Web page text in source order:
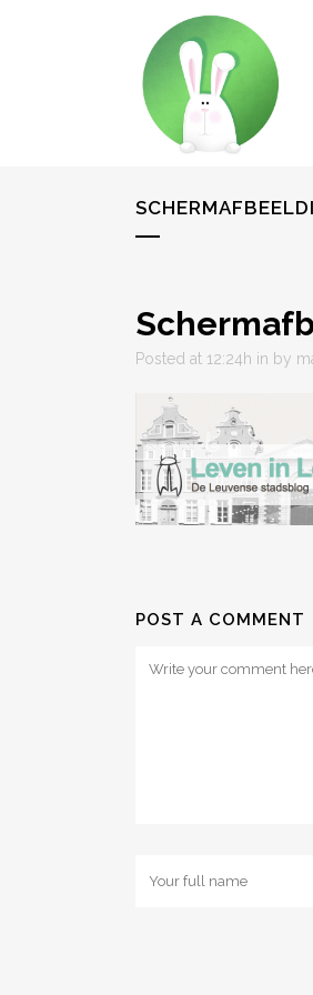
Posted at 12:24h in by
POST A COMMENT